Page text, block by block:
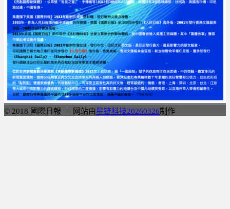
© 2018 國際日報 ｜ 网站由星链科技20260326制作